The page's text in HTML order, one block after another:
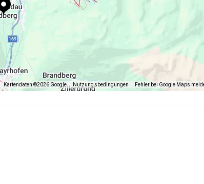
Kartendaten ©2026 Google Nutzungsbedingungen Fehler bei Google Maps